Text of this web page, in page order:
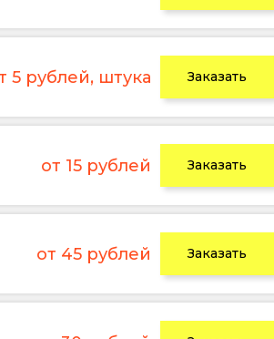
5 рублей, штука Заказать
от 15 рублей Заказать
от 45 рублей Заказать